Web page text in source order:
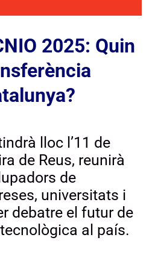
2025: Quin
lloc l’11 de
de Reus, reunirà
de
universitats i
debatre el futur de
al país.